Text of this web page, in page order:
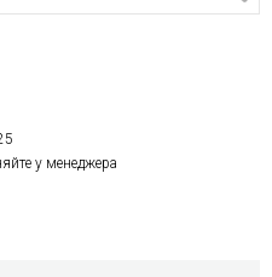
у менеджера